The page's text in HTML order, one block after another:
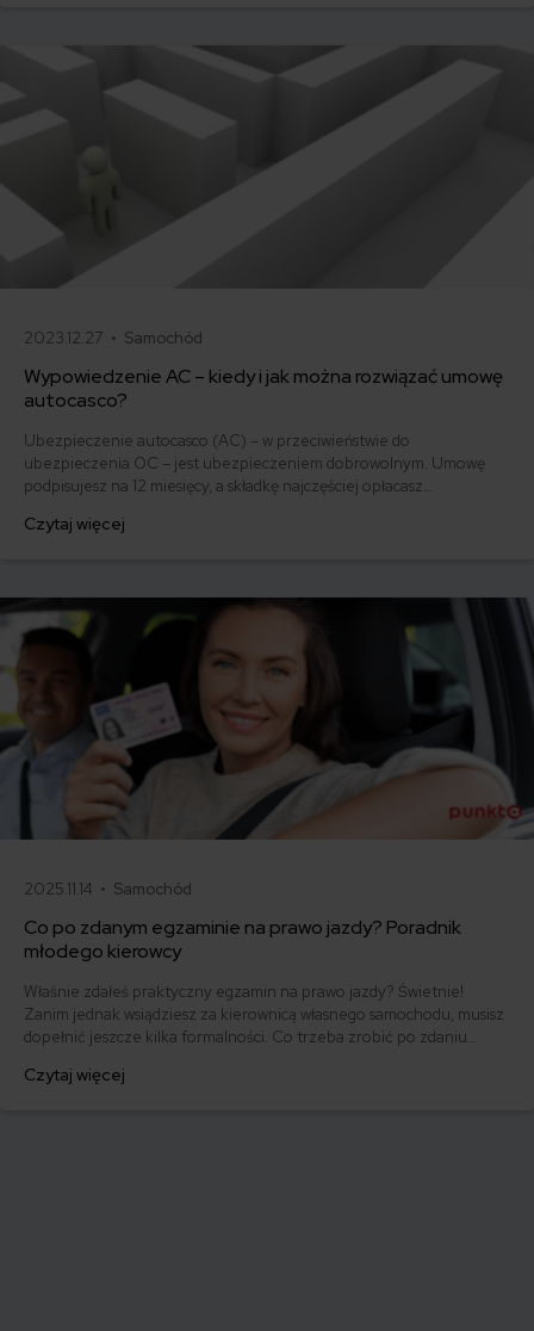
2023.12.27 • Samochód
Wypowiedzenie AC – kiedy i jak można rozwiązać umowę
autocasco?
Ubezpieczenie autocasco (AC) – w przeciwieństwie do
ubezpieczenia OC – jest ubezpieczeniem dobrowolnym. Umowę
podpisujesz na 12 miesięcy, a składkę najczęściej opłacasz
ofertę lub zdecydowałeś się sprzedać samochód w trakcie trwania
Czytaj więcej
2025.11.14 • Samochód
Co po zdanym egzaminie na prawo jazdy? Poradnik
młodego kierowcy
Właśnie zdałeś praktyczny egzamin na prawo jazdy? Świetnie!
Zanim jednak wsiądziesz za kierownicą własnego samochodu, musisz
dopełnić jeszcze kilka formalności. Co trzeba zrobić po zdaniu
którym szybko załatwisz sprawy urzędowe i będziesz mógł prowadzić
Czytaj więcej